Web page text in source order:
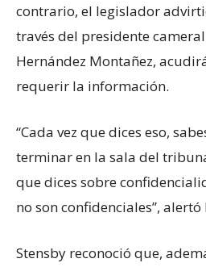
contrario, el legislador
través del presidente
Hernández Montañez,
requerir la información.
“Cada vez que dices eso,
terminar en la sala del
que dices sobre
no son confidenciales”,
Stensby reconoció que,